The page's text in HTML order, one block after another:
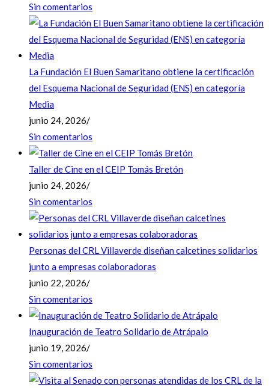
Sin comentarios
La Fundación El Buen Samaritano obtiene la certificación
del Esquema Nacional de Seguridad (ENS) en categoría
Media
junio 24, 2026/
Sin comentarios
Taller de Cine en el CEIP Tomás Bretón
junio 24, 2026/
Sin comentarios
Personas del CRL Villaverde diseñan calcetines solidarios
junto a empresas colaboradoras
junio 22, 2026/
Sin comentarios
Inauguración de Teatro Solidario de Atrápalo
junio 19, 2026/
Sin comentarios